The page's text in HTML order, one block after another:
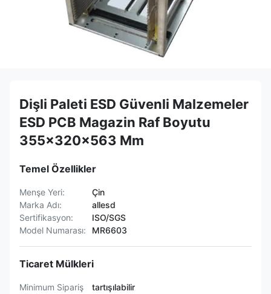
Dişli Paleti ESD Güvenli Malzemeler
ESD PCB Magazin Raf Boyutu
355x320x563 Mm
Temel Özellikler
Menşe Yeri:
Çin
Marka Adı:
allesd
Sertifikasyon:
ISO/SGS
Model Numarası:
MR6603
Ticaret Mülkleri
Minimum Sipariş
tartışılabilir